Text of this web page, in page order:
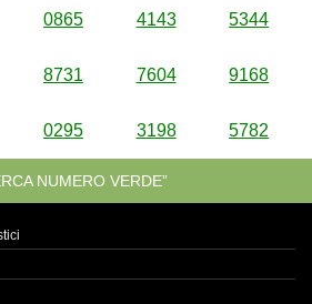
0865 4143 5344
8731 7604 9168
0295 3198 5782
NUMERO VERDE”